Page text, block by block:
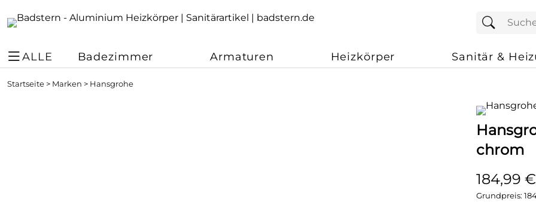
ALLE Badezimmer Armaturen Heizkörper Sanitär &
Startseite > Marken > Hansgrohe
chrom
184,99 €
Grundpreis: